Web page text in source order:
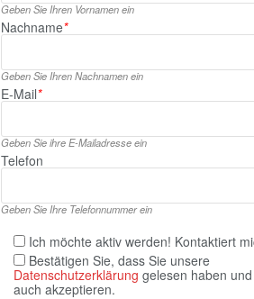
Geben Sie Ihren Vornamen ein
Nachname*
Geben Sie Ihren Nachnamen ein
E‑Mail*
Geben Sie ihre E‑Mailadresse ein
Telefon
Geben Sie Ihre Telefonnummer ein
Ich möchte aktiv werden! Kontaktiert
Bestätigen Sie, dass Sie unsere
Datenschutzerklärung gelesen haben
auch akzeptieren.